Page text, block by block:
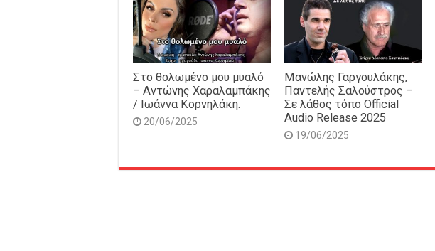
Στο θολωμένο μου μυαλό
– Αντώνης Χαραλαμπάκης
/ Ιωάννα Κορνηλάκη.
20/06/2025
Μανώλης Γαργουλάκης,
Παντελής Σαλούστρος –
Σε λάθος τόπο Official
Audio Release 2025
19/06/2025